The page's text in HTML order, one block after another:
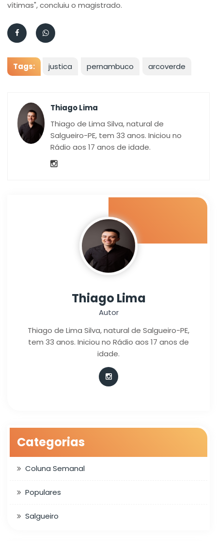
vítimas", concluiu o magistrado.
Tags: justica pernambuco arcoverde
Thiago Lima
Thiago de Lima Silva, natural de
Salgueiro-PE, tem 33 anos. Iniciou no
Rádio aos 17 anos de idade.
Thiago Lima
Autor
Thiago de Lima Silva, natural de Salgueiro-PE,
tem 33 anos. Iniciou no Rádio aos 17 anos de
idade.
Categorias
Coluna Semanal
Populares
Salgueiro